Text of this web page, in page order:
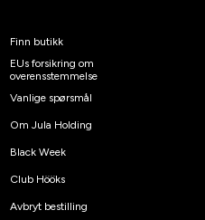
Finn butikk
EUs forsikring om
overensstemmelse
Vanlige spørsmål
Om Jula Holding
Black Week
Club Hööks
Avbryt bestilling